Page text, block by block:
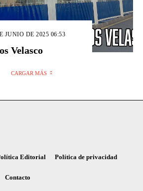
JUNIO DE 2025 06:53
Velasco
CARGAR MÁS
Editorial Política de privacidad
Contacto